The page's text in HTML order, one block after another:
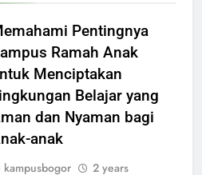
Pentingnya
Ramah Anak
Menciptakan
Belajar yang
dan Nyaman bagi
anak
kampusbogor
2 years